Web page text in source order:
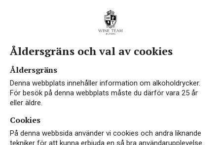
Vin med Malbec
Åldersgräns och val av cookies
Åldersgräns
Denna webbplats innehåller information om alkoholdrycker.
För besök på denna webbplats måste du därför vara 25 år
eller äldre.
Cookies
På denna webbsida använder vi cookies och andra liknande
tekniker för att kunna erbjuda en så bra användarupplevelse